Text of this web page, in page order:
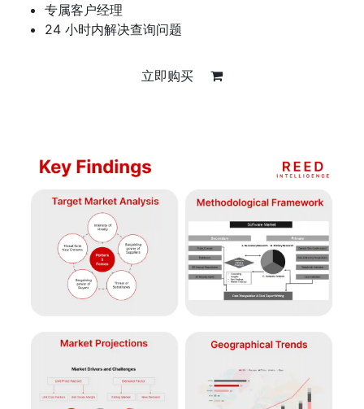
专属客户经理
24 小时内解决查询问题
立即购买